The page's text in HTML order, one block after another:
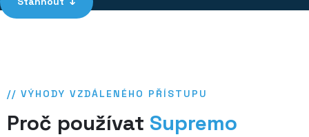
// VÝHODY VZDÁLENÉHO PŘÍSTUPU
Proč používat Supremo